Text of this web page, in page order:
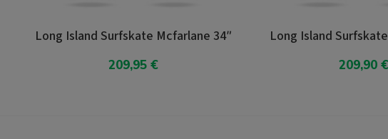
Surfskate Mcfarlane 34″ Long Island Surfskate Classic 34.5″